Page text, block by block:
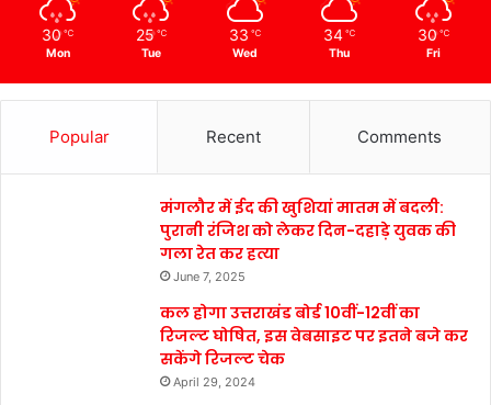
30 ℃
Mon
25 ℃
Tue
33 ℃
Wed
34 ℃
Thu
30 ℃
Fri
Popular Recent Comments
मंगलौर में ईद की खुशियां मातम में बदली:
पुरानी रंजिश को लेकर दिन-दहाड़े युवक की
गला रेत कर हत्या
June 7, 2025
कल होगा उत्तराखंड बोर्ड 10वीं-12वीं का
रिजल्ट घोषित, इस वेबसाइट पर इतने बजे कर
सकेंगे रिजल्ट चेक
April 29, 2024